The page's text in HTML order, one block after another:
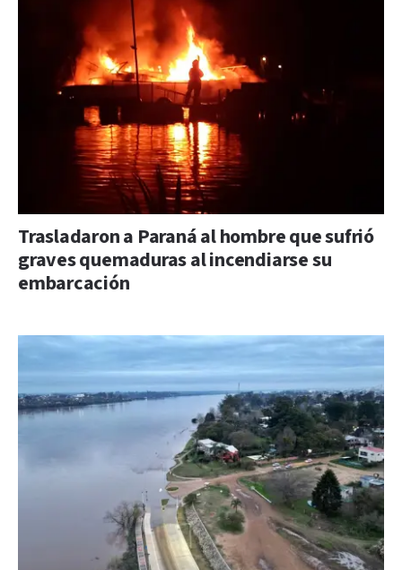
Trasladaron a Paraná al hombre que sufrió
graves quemaduras al incendiarse su
embarcación